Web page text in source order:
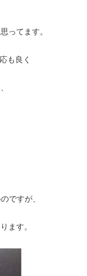
ってます。
も良く
ですが、
ます。